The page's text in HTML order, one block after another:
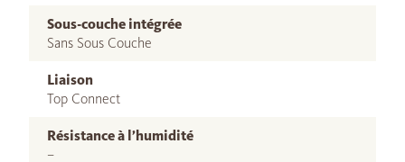
Sous-couche intégrée
Sans Sous Couche
Liaison
Top Connect
Résistance à l’humidité
–